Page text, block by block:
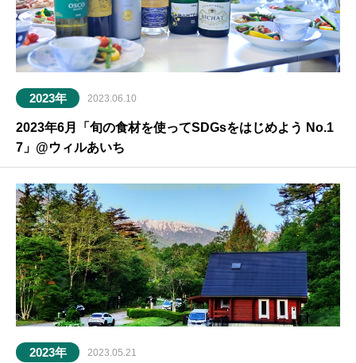
2023年 2023.06.10
2023年6月「旬の食材を使ってSDGsをはじめよう No.1
7」@ウィルあいち
2023年 2023.05.21